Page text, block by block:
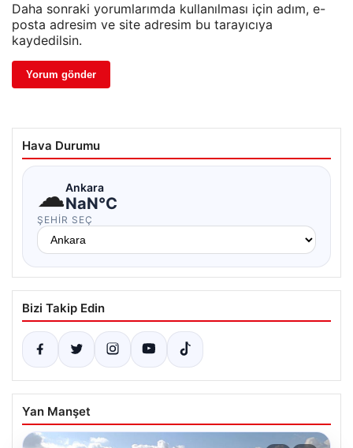
Daha sonraki yorumlarımda kullanılması için adım, e-
posta adresim ve site adresim bu tarayıcıya
kaydedilsin.
Hava Durumu
☁Ankara
NaN°C
ŞEHIR SEÇ
Bizi Takip Edin
Yan Manşet